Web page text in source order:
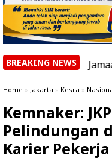
BREAKING NEWS
Jamaah, Sejumlah
Home » Jakarta » Kesra »
Kemnaker:
Pelindungan
Karier Pekerja